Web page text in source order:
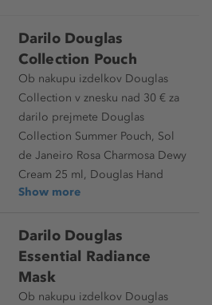
Darilo Douglas
Collection Pouch
Ob nakupu izdelkov Douglas
Collection v znesku nad 30 € za
darilo prejmete Douglas
Collection Summer Pouch, Sol
de Janeiro Rosa Charmosa Dewy
Cream 25 ml, Douglas Hand
Show more
Darilo Douglas
Essential Radiance
Mask
Ob nakupu izdelkov Douglas